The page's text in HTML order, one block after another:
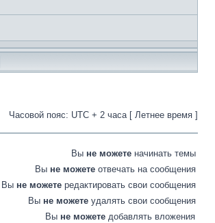
Часовой пояс: UTC + 2 часа [ Летнее время ]
Вы не можете начинать темы
Вы не можете отвечать на сообщения
Вы не можете редактировать свои сообщения
Вы не можете удалять свои сообщения
Вы не можете добавлять вложения